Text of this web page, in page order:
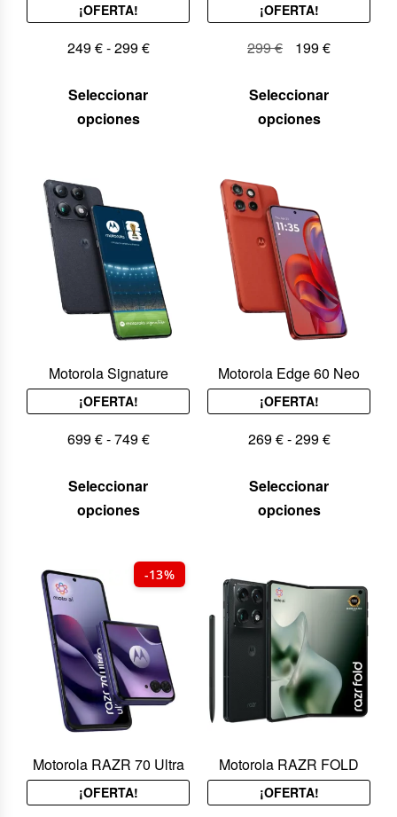
¡OFERTA!
249€-299€
Seleccionar
opciones
¡OFERTA!
299€ 199€
Seleccionar
opciones
Motorola Signature
¡OFERTA!
699€-749€
Seleccionar
opciones
Motorola Edge 60 Neo
¡OFERTA!
269€-299€
Seleccionar
opciones
-13%
Motorola RAZR 70 Ultra
¡OFERTA!
Motorola RAZR FOLD
¡OFERTA!